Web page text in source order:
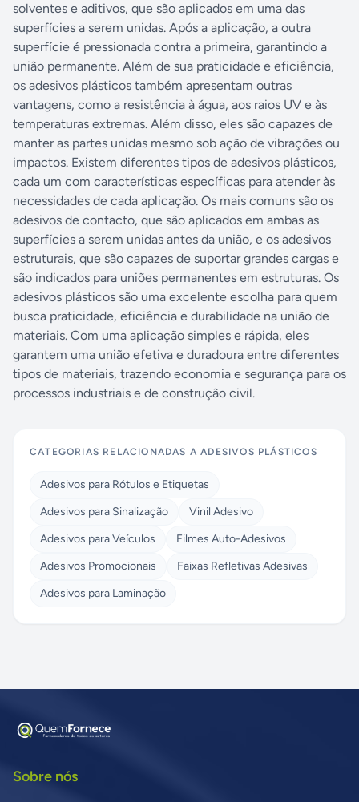
solventes e aditivos, que são aplicados em uma das
superfícies a serem unidas. Após a aplicação, a outra
superfície é pressionada contra a primeira, garantindo a
união permanente. Além de sua praticidade e eficiência,
os adesivos plásticos também apresentam outras
vantagens, como a resistência à água, aos raios UV e às
temperaturas extremas. Além disso, eles são capazes de
manter as partes unidas mesmo sob ação de vibrações ou
impactos. Existem diferentes tipos de adesivos plásticos,
cada um com características específicas para atender às
necessidades de cada aplicação. Os mais comuns são os
adesivos de contacto, que são aplicados em ambas as
superfícies a serem unidas antes da união, e os adesivos
estruturais, que são capazes de suportar grandes cargas e
são indicados para uniões permanentes em estruturas. Os
adesivos plásticos são uma excelente escolha para quem
busca praticidade, eficiência e durabilidade na união de
materiais. Com uma aplicação simples e rápida, eles
garantem uma união efetiva e duradoura entre diferentes
tipos de materiais, trazendo economia e segurança para os
processos industriais e de construção civil.
CATEGORIAS RELACIONADAS AADESIVOS PLÁSTICOS
Adesivos para Rótulos e Etiquetas
Adesivos para Sinalização
Vinil Adesivo
Adesivos para Veículos
Filmes Auto-Adesivos
Adesivos Promocionais
Faixas Refletivas Adesivas
Adesivos para Laminação
Sobre nós